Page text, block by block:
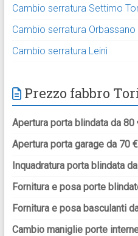
Cambio serratura Settimo
Cambio serratura Orbassano
Cambio serratura Leinì
Prezzo fabbro
Apertura porta blindata da 80
Apertura porta garage da 70
Inquadratura porta blindata
Fornitura e posa porte
Fornitura e posa basculanti
Cambio maniglie porte